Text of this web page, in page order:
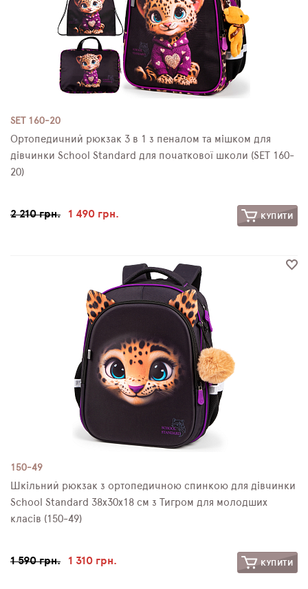
SET 160-20
Ортопедичний рюкзак 3 в 1 з пеналом та мішком для
дівчинки School Standard для початкової школи (SET 160-
20)
2 210 грн. 1 490 грн. КУПИТИ
150-49
Шкільний рюкзак з ортопедичною спинкою для дівчинки
School Standard 38х30х18 см з Тигром для молодших
класів (150-49)
1 590 грн. 1 310 грн. КУПИТИ